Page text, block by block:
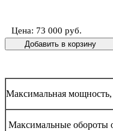
Цена: 73 000 руб.
Максимальная
Максимальные обороты